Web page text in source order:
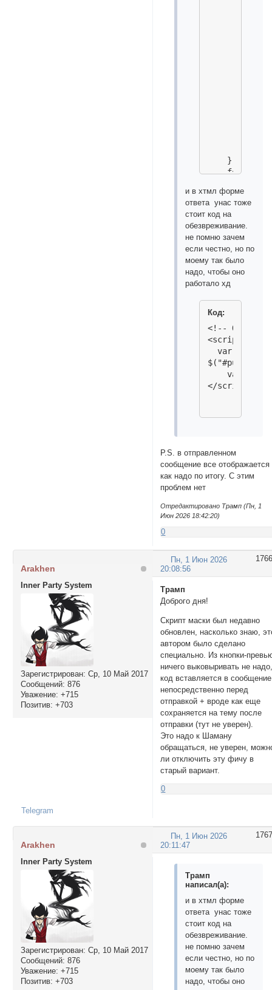
    },
'Ты
    },
        },
        }
    },
});
и в хтмл форме
ответа унас тоже
стоит код на
обезвреживание.
не помню зачем
если честно, но по
моему так было
надо, чтобы оно
работало хд
Код:
<!--
<script>
var
$("#pun-
var s=
</script>
P.S. в отправленном
сообщение все отображается
как надо по итогу. С этим
проблем нет
Отредактировано Трамп (Пн, 1
Июн 2026 18:42:20)
0
1766
Пн, 1 Июн 2026
20:08:56
Arakhen
Inner Party System
Зарегистрирован: Ср, 10 Май 2017
Сообщений: 876
Уважение: +715
Позитив: +703
Трамп
Доброго дня!
Скрипт маски был недавно
обновлен, насколько знаю,
автором было сделано
специально. Из кнопки-
ничего выковыривать не
код вставляется в сообщение
непосредственно перед
отправкой + вроде как еще
сохраняется на тему после
отправки (тут не уверен).
Это надо к Шаману
обращаться, не уверен,
ли отключить эту фичу в
старый вариант.
0
Telegram
1767
Пн, 1 Июн 2026
20:11:47
Arakhen
Inner Party System
Зарегистрирован: Ср, 10 Май 2017
Сообщений: 876
Уважение: +715
Позитив: +703
Трамп
написал(а):
и в хтмл форме
ответа унас тоже
стоит код на
обезвреживание.
не помню зачем
если честно, но по
моему так было
надо, чтобы оно